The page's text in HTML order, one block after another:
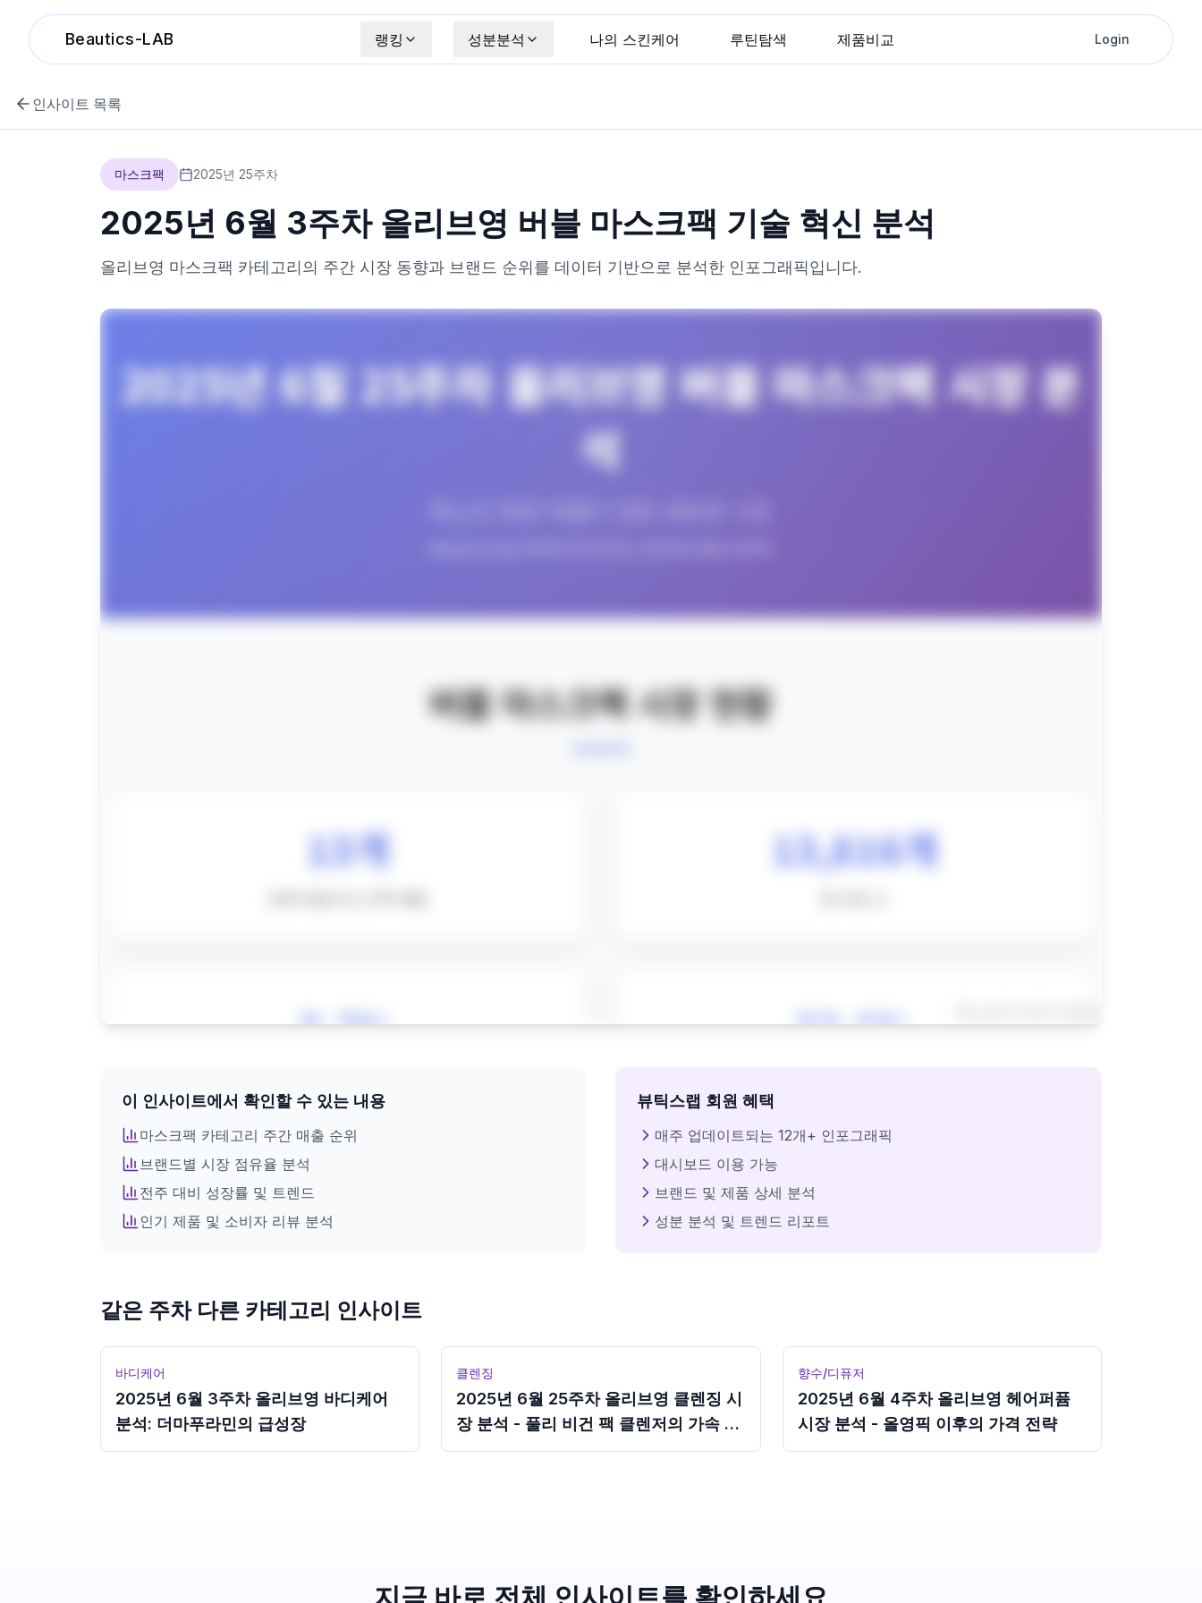
Beautics-LAB 랭킹 성분분석 나의 스킨케어 루틴탐색 제품비교 Login
인사이트 목록
마스크팩 2025년 25주차
2025년 6월 3주차 올리브영 버블 마스크팩 기술 혁신 분석
올리브영 마스크팩 카테고리의 주간 시장 동향과 브랜드 순위를 데이터 기반으로 분석한 인포그래픽입니다.
전체 인사이트를 확인하려면
회원가입이 필요합니다
로그인 후 모든 인포그래픽을 이용하세요
로그인
이 인사이트에서 확인할 수 있는 내용
마스크팩 카테고리 주간 매출 순위
브랜드별 시장 점유율 분석
전주 대비 성장률 및 트렌드
인기 제품 및 소비자 리뷰 분석
뷰틱스랩 회원 혜택
매주 업데이트되는 12개+ 인포그래픽
대시보드 이용 가능
브랜드 및 제품 상세 분석
성분 분석 및 트렌드 리포트
같은 주차 다른 카테고리 인사이트
바디케어
2025년 6월 3주차 올리브영 바디케어
분석: 더마푸라민의 급성장
클렌징
2025년 6월 25주차 올리브영 클렌징 시
장 분석 - 풀리 비건 팩 클렌저의 가속 성
장
향수/디퓨저
2025년 6월 4주차 올리브영 헤어퍼퓸
시장 분석 - 올영픽 이후의 가격 전략